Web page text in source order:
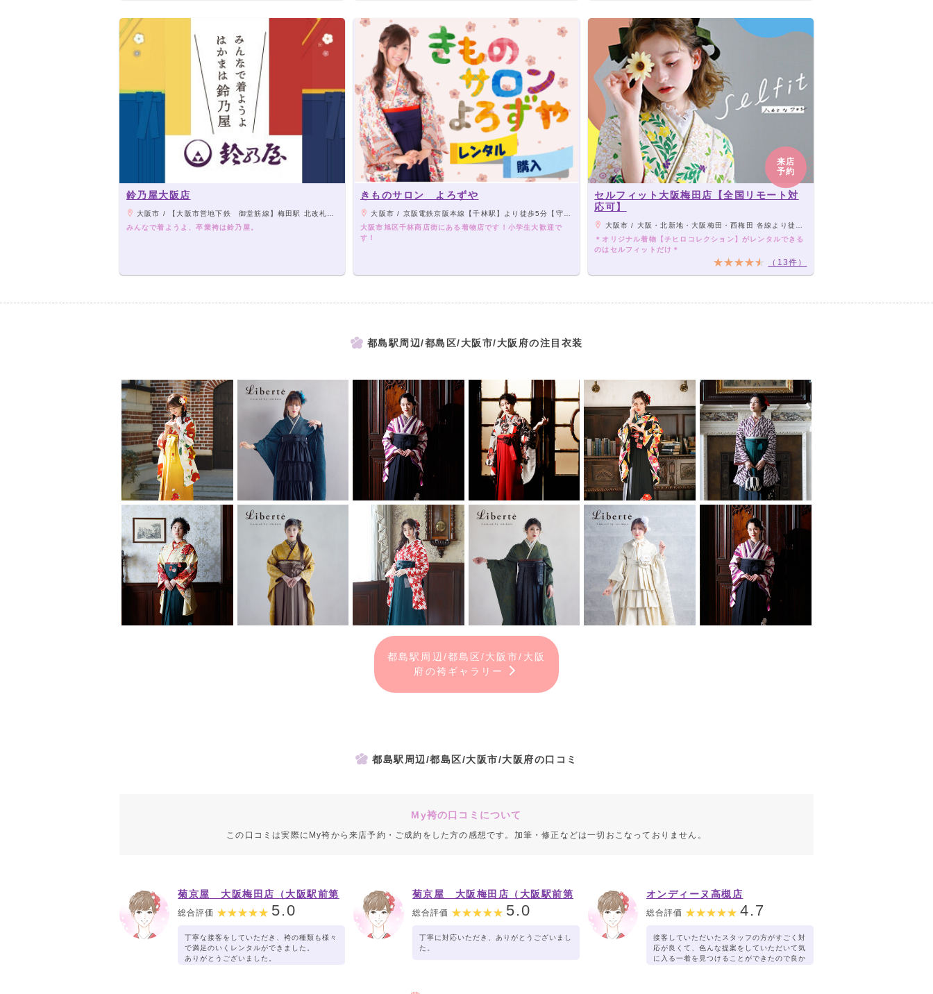
鈴乃屋大阪店
大阪市 / 【大阪市営地下鉄 御堂筋線】梅田駅 北改札口を出て右へ 徒歩約1分
みんなで着ようよ、卒業袴は鈴乃屋。
きものサロン よろずや
大阪市 / 京阪電鉄京阪本線【千林駅】より徒歩5分【守口市駅】より約10分／大阪市営地下鉄谷町線【千林大宮駅】より徒歩8分／大阪市営バス【千林】より徒歩8分
大阪市旭区千林商店街にある着物店です！小学生大歓迎で
す！
来店
予約
セルフィット大阪梅田店【全国リモート対
応可】
大阪市 / 大阪・北新地・大阪梅田・西梅田 各線より徒歩2分～10分
＊オリジナル着物【チヒロコレクション】がレンタルできる
のはセルフィットだけ＊
（13件）
都島駅周辺/都島区/大阪市/大阪府の注目衣装
都島駅周辺/都島区/大阪市/大阪
府の袴ギャラリー
都島駅周辺/都島区/大阪市/大阪府の口コミ
My袴の口コミについて
この口コミは実際にMy袴から来店予約・ご成約をした方の感想です。加筆・修正などは一切おこなっておりません。
菊京屋 大阪梅田店（大阪駅前第
３ビル）
総合評価 5.0
丁寧な接客をしていただき、袴の種類も様々
で満足のいくレンタルができました。
ありがとうございました。
菊京屋 大阪梅田店（大阪駅前第
３ビル）
総合評価 5.0
丁寧に対応いただき、ありがとうございまし
た。
オンディーヌ高槻店
総合評価 4.7
接客していただいたスタッフの方がすごく対
応が良くて、色んな提案をしていただいて気
に入る一着を見つけることができたので良か